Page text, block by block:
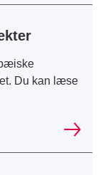
Du kan læse